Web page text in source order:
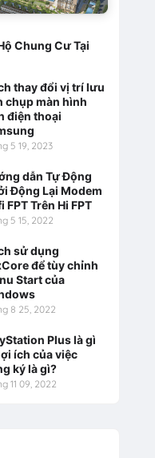
Chung Cư Tại
thay đổi vị trí lưu
chụp màn hình
điện thoại
5 19, 2023
dẫn Tự Động
Động Lại Modem
FPT Trên Hi FPT
5 15, 2022
sử dụng
để tùy chỉnh
Start của
8 25, 2022
Plus là gì
ích của việc
ký là gì?
11 09, 2022